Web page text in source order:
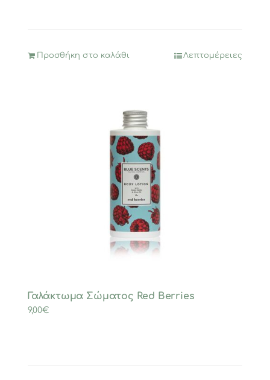
Προσθήκη στο καλάθι Λεπτομέρειες
Γαλάκτωμα Σώματος Red Berries
9,00€